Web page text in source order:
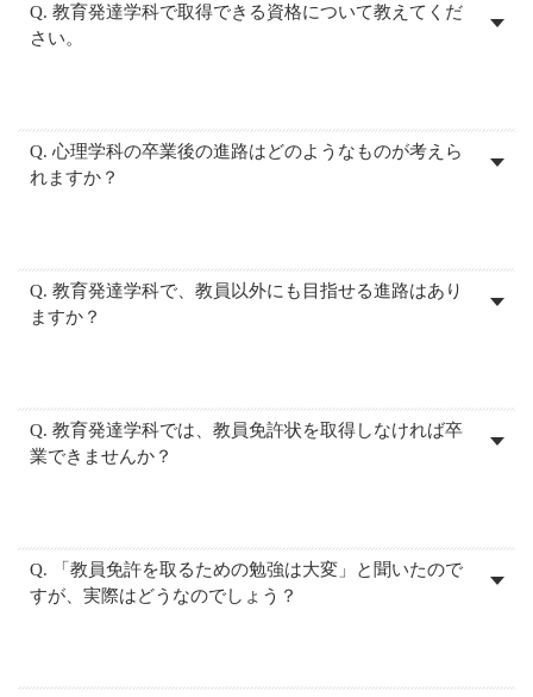
Q. 教育発達学科で取得できる資格について教えてくだ
さい。
Q. 心理学科の卒業後の進路はどのようなものが考えら
れますか？
Q. 教育発達学科で、教員以外にも目指せる進路はあり
ますか？
Q. 教育発達学科では、教員免許状を取得しなければ卒
業できませんか？
Q. 「教員免許を取るための勉強は大変」と聞いたので
すが、実際はどうなのでしょう？